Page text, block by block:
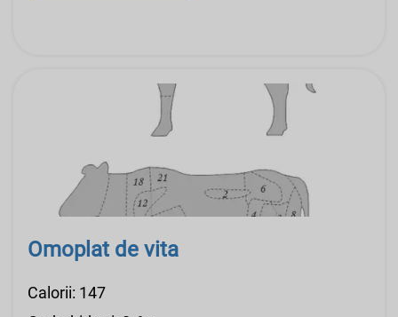
Omoplat de vita
Calorii: 147